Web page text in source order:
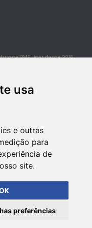
usa
e outras
para
de
site.
preferências
de PME Lider desde 2016